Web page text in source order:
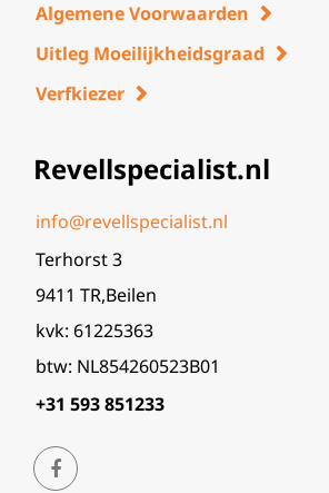
Algemene Voorwaarden
Uitleg Moeilijkheidsgraad
Verfkiezer
Revellspecialist.nl
info@revellspecialist.nl
Terhorst 3
9411 TR,Beilen
kvk: 61225363
btw: NL854260523B01
+31 593 851233